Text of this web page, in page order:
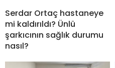
Serdar Ortaç hastaneye
mi kaldırıldı? Ünlü
şarkıcının sağlık durumu
nasıl?